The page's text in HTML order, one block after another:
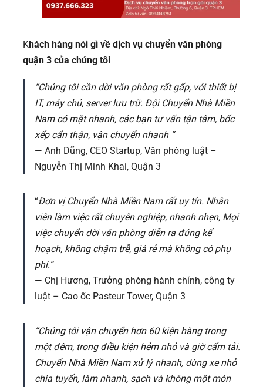
Khách hàng nói gì về dịch vụ chuyển văn phòng
quận 3 của chúng tôi
“Chúng tôi cần dời văn phòng rất gấp, với thiết bị
IT, máy chủ, server lưu trữ. Đội Chuyển Nhà Miền
Nam có mặt nhanh, các bạn tư vấn tận tâm, bốc
xếp cẩn thận, vận chuyển nhanh ”
— Anh Dũng, CEO Startup, Văn phòng luật –
Nguyễn Thị Minh Khai, Quận 3
“Đơn vị Chuyển Nhà Miền Nam rất uy tín. Nhân
viên làm việc rất chuyên nghiệp, nhanh nhẹn, Mọi
việc chuyển dời văn phòng diễn ra đúng kế
hoạch, không chậm trễ, giá rẻ mà không có phụ
phí.”
— Chị Hương, Trưởng phòng hành chính, công ty
luật – Cao ốc Pasteur Tower, Quận 3
“Chúng tôi vận chuyển hơn 60 kiện hàng trong
một đêm, trong điều kiện hẻm nhỏ và giờ cấm tải.
Chuyển Nhà Miền Nam xử lý nhanh, dùng xe nhỏ
chia tuyến, làm nhanh, sạch và không một món